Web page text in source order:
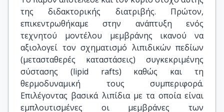
της διδακτορικής διατριβής. Πρώτον,
επικεντρωθήκαμε στην ανάπτυξη ενός
τεχνητού μοντέλου μεμβράνης ικανού να
αξιολογεί τον σχηματισμό λιπιδικών πεδίων
(μετασταθερές καταστάσεις) συγκεκριμένης
σύστασης (lipid rafts) καθώς και τη
θερμοδυναμική τους συμπεριφορά.
Επιλέγοντας βασικά λιπίδια με τα οποία είναι
εμπλουτισμένες οι μεμβράνες των